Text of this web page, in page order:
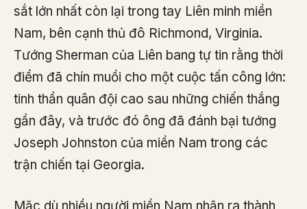
sắt lớn nhất còn lại trong tay Liên minh miền
Nam, bên cạnh thủ đô Richmond, Virginia.
Tướng Sherman của Liên bang tự tin rằng thời
điểm đã chín muồi cho một cuộc tấn công lớn:
tinh thần quân đội cao sau những chiến thắng
gần đây, và trước đó ông đã đánh bại tướng
Joseph Johnston của miền Nam trong các
trận chiến tại Georgia.